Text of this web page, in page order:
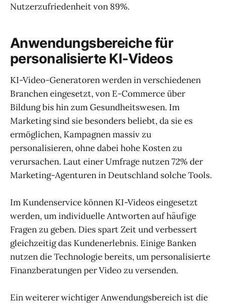
Nutzerzufriedenheit von 89%.
Anwendungsbereiche für
personalisierte KI-Videos
KI-Video-Generatoren werden in verschiedenen
Branchen eingesetzt, von E-Commerce über
Bildung bis hin zum Gesundheitswesen. Im
Marketing sind sie besonders beliebt, da sie es
ermöglichen, Kampagnen massiv zu
personalisieren, ohne dabei hohe Kosten zu
verursachen. Laut einer Umfrage nutzen 72% der
Marketing-Agenturen in Deutschland solche Tools.
Im Kundenservice können KI-Videos eingesetzt
werden, um individuelle Antworten auf häufige
Fragen zu geben. Dies spart Zeit und verbessert
gleichzeitig das Kundenerlebnis. Einige Banken
nutzen die Technologie bereits, um personalisierte
Finanzberatungen per Video zu versenden.
Ein weiterer wichtiger Anwendungsbereich ist die